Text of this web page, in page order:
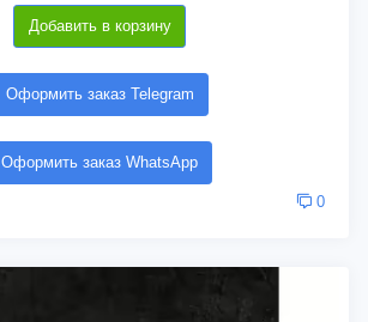
Добавить в корзину
Оформить заказ Telegram
Оформить заказ WhatsApp
0